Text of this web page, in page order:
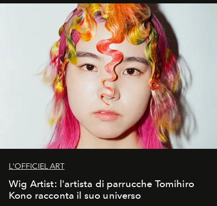
L'OFFICIEL ART
Wig Artist: l'artista di parrucche Tomihiro
Kono racconta il suo universo